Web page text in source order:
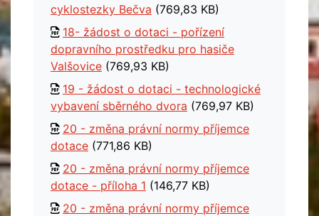
cyklostezky Bečva (769,83 KB)
18- žádost o dotaci - pořízení
dopravního prostředku pro hasiče
Valšovice (769,93 KB)
19 - žádost o dotaci - technologické
vybavení sběrného dvora (769,97 KB)
20 - změna právní normy příjemce
dotace (771,86 KB)
20 - změna právní normy příjemce
dotace - příloha 1 (146,77 KB)
20 - změna právní normy příjemce